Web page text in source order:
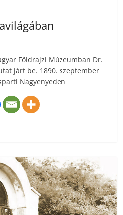
Földrajzi Múzeumban Dr.
járt be. 1890. szeptember
Nagyenyeden